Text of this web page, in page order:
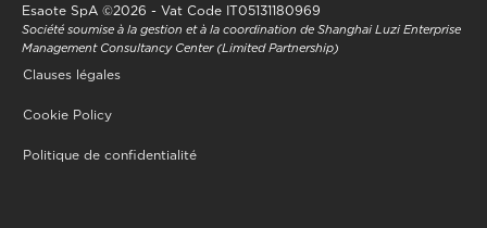
Esaote SpA ©2026 - Vat Code IT05131180969
Société soumise à la gestion et à la coordination de Shanghai Luzi Enterprise
Management Consultancy Center (Limited Partnership)
Clauses légales
Cookie Policy
Politique de confidentialité